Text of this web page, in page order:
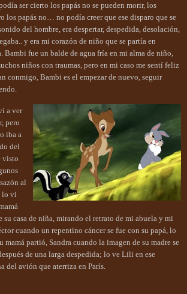
ser cierto los papás no se pueden morir, los
los papás no… no podía creer que ese disparo que se
del hombre, era despertar, despedida, desolación,
y era mi corazón de niño que se partía en
Bambi fue un balde de agua fría en mi alma de niño,
niños con traumas, pero en mi caso me sentí feliz
conmigo, Bambi es el empezar de nuevo, seguir
a ver
pero
iba a
del
visto
al
lo vi
casa de niña, mirando el retrato de mi abuela y mi
cuando un repentino cáncer se fue con su papá, lo
partió, Sandra cuando la imagen de su madre se
de una larga despedida; lo ve Lili en ese
del avión que aterriza en París.